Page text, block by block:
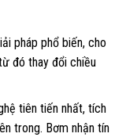
pháp phổ biến, cho
đó thay đổi chiều
tiên tiến nhất, tích
trong. Bơm nhận tín